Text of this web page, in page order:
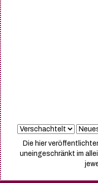
Die hier
uneingeschränkt im